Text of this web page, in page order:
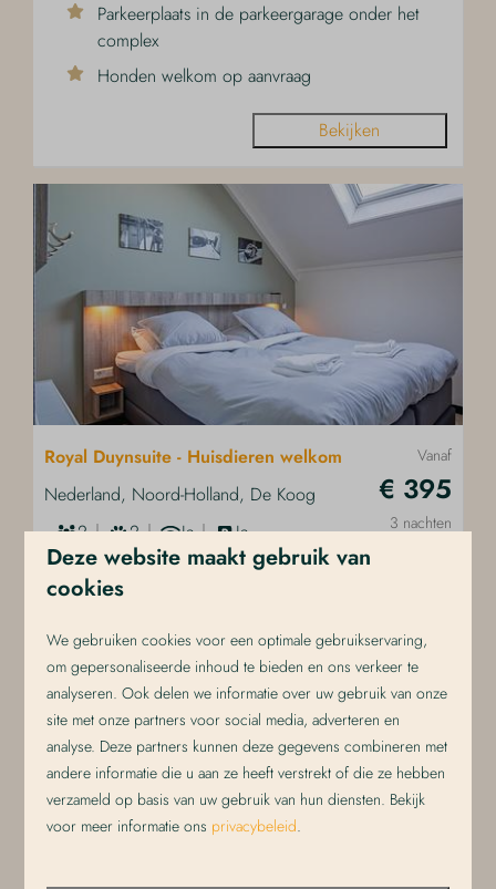
Parkeerplaats in de parkeergarage onder het
complex
Honden welkom op aanvraag
Bekijken
Vanaf
€ 395
3 nachten
Royal Duynsuite - Huisdieren welkom
Nederland, Noord-Holland, De Koog
2
2 Ja
Ja
Aparte leef- en slaapruimte
Ongeveer 48m² royale suite
Eigen balkon of terras
Toegang tot wellnessruimte en rooftop lounge
Inclusief handdoeken en opgemaakte bedden
Bekijken
Deze website maakt gebruik van
cookies
We gebruiken cookies voor een optimale gebruikservaring,
om gepersonaliseerde inhoud te bieden en ons verkeer te
analyseren. Ook delen we informatie over uw gebruik van onze
site met onze partners voor social media, adverteren en
analyse. Deze partners kunnen deze gegevens combineren met
andere informatie die u aan ze heeft verstrekt of die ze hebben
verzameld op basis van uw gebruik van hun diensten. Bekijk
voor meer informatie ons privacybeleid.